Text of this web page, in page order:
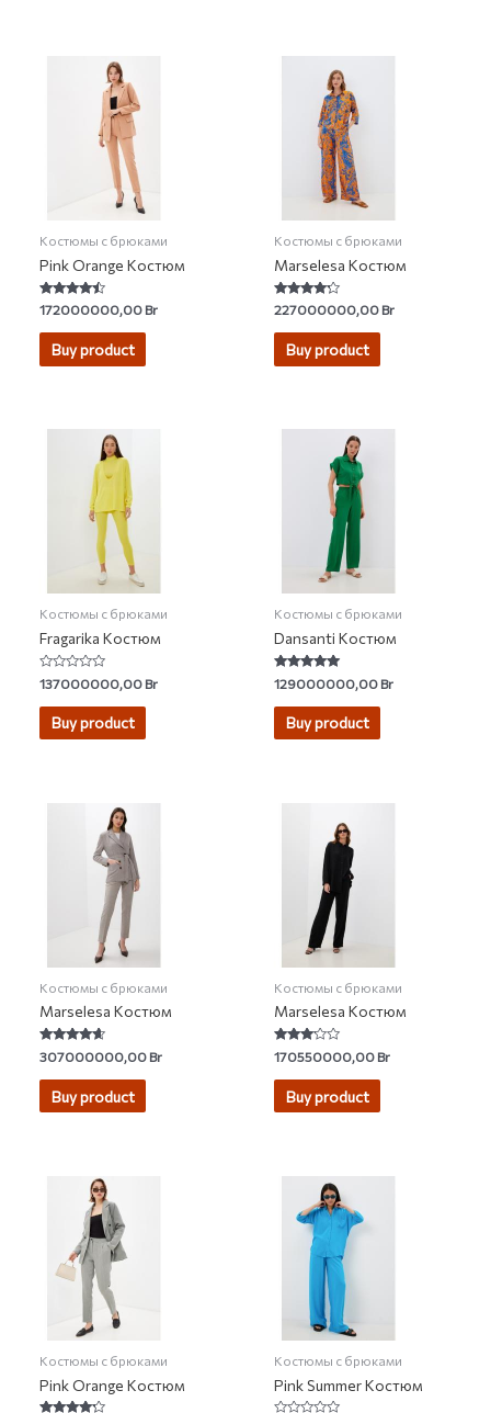
Костюмы с брюками
Pink Orange Костюм
Rated
4.25
out of 5
172000000,00Br
Buy product
Костюмы с брюками
Marselesa Костюм
Rated
4.00
out of 5
227000000,00Br
Buy product
Костюмы с брюками
Fragarika Костюм
Rated
0
out
137000000,00Br
Buy product
Костюмы с брюками
Dansanti Костюм
Rated
5.00
out of 5
129000000,00Br
Buy product
Костюмы с брюками
Marselesa Костюм
Rated
4.38
out of 5
307000000,00Br
Buy product
Костюмы с брюками
Marselesa Костюм
Rated
3.00
out of 5
170550000,00Br
Buy product
Костюмы с брюками
Pink Orange Костюм
Костюмы с брюками
Pink Summer Костюм